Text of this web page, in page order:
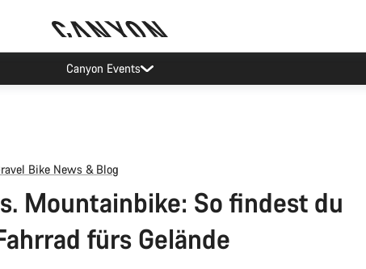
Canyon Events
Bike News & Blog
Mountainbike: So findest du
fürs Gelände